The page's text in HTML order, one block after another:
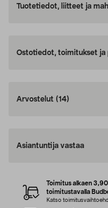
Tuotetiedot, liitteet ja
Ostotiedot, toimitukset ja
Arvostelut (14)
Asiantuntija vastaa
Toimitus alkaen
toimitustavalla
Katso